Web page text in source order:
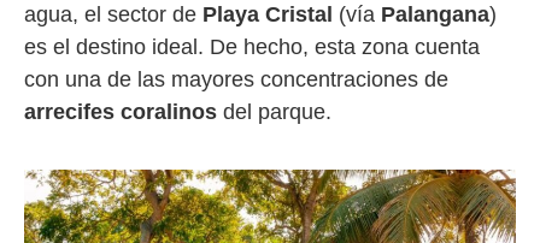
agua, el sector de Playa Cristal (vía Palangana)
es el destino ideal. De hecho, esta zona cuenta
con una de las mayores concentraciones de
arrecifes coralinos del parque.